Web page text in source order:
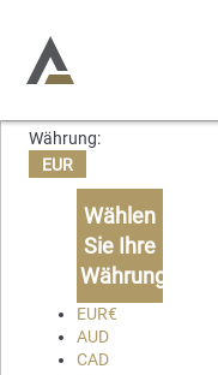
Währung:
EUR
Wählen
Sie Ihre
Währung
EUR€
AUD
CAD